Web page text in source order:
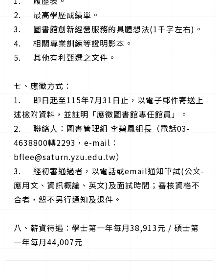
2. 最高學歷成績單。
3. 圖書館創新經營服務的具體想法(1千字左右)。
4. 相關專業訓練等證明影本。
5. 其他有利甄選之文件。
七、應徵方式：
1. 即日起至115年7月31日止，以電子郵件寄送上
述檢附資料，並註明「應徵圖書館專任館員」。
2. 聯絡人：圖書管理組 李碧鳳組長（電話03-
4638800轉2293，e-mail：
bflee@saturn.yzu.edu.tw）
3. 經初審通過者，以電話或email通知筆試(公文-
應用文、資訊概論、英文)及面試時間；審核資格不
合者，恕不另行通知及退件。
八、薪資待遇：學士第一年每月38,913元 / 碩士第
一年每月44,007元